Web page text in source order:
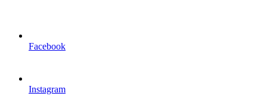
Facebook
Instagram